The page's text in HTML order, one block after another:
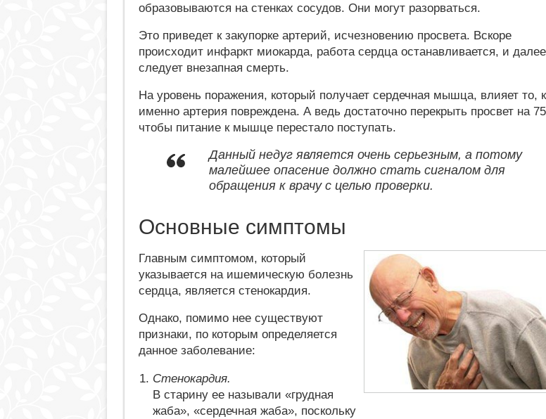
образовываются на стенках сосудов. Они могут разорваться.
Это приведет к закупорке артерий, исчезновению просвета. Вскоре
происходит инфаркт миокарда, работа сердца останавливается, и далее
следует внезапная смерть.
На уровень поражения, который получает сердечная мышца, влияет то,
именно артерия повреждена. А ведь достаточно перекрыть просвет на
чтобы питание к мышце перестало поступать.
Данный недуг является очень серьезным, а потому
малейшее опасение должно стать сигналом для
обращения к врачу с целью проверки.
Основные симптомы
Главным симптомом, который
указывается на ишемическую болезнь
сердца, является стенокардия.
Однако, помимо нее существуют
признаки, по которым определяется
данное заболевание:
Стенокардия.
В старину ее называли «грудная
жаба», «сердечная жаба», поскольку